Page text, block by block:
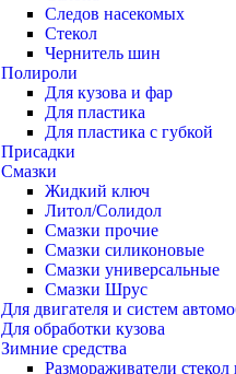
Следов насекомых
Стекол
Чернитель шин
Полироли
Для кузова и фар
Для пластика
Для пластика с губкой
Присадки
Смазки
Жидкий ключ
Литол/Солидол
Смазки прочие
Смазки силиконовые
Смазки универсальные
Смазки Шрус
Для двигателя и систем
Для обработки кузова
Зимние средства
Размораживатели стекол